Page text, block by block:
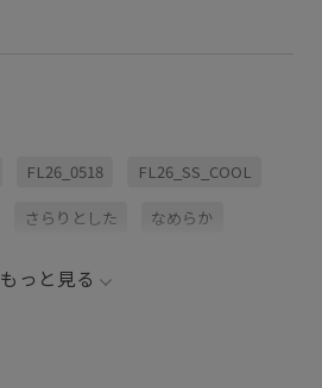
FL26_0518 FL26_SS_COOL
さらりとした なめらか
もっと見る